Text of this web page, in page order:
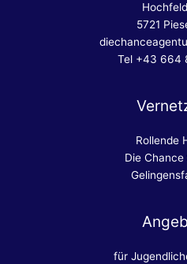
5721
Tel +43 664
Rollende
Die
für